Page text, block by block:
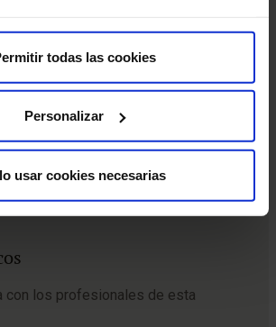
todas las cookies
Personalizar
usar cookies necesarias
con los profesionales de esta